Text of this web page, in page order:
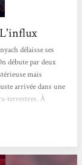
L'influx
délaisse ses
débute par deux
mais
arrivée dans une
terrestres. À
doute le sens